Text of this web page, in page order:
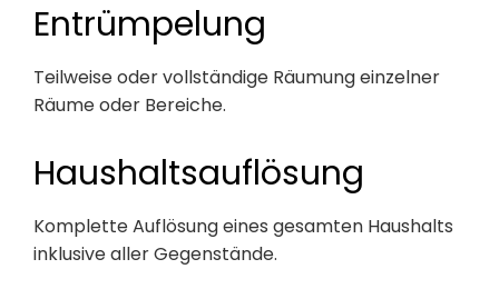
Entrümpelung
Teilweise oder vollständige Räumung einzelner
Räume oder Bereiche.
Haushaltsauflösung
Komplette Auflösung eines gesamten Haushalts
inklusive aller Gegenstände.